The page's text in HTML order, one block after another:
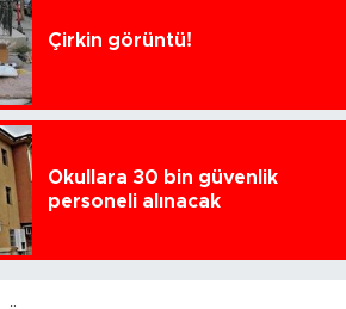
Çirkin görüntü!
Okullara 30 bin güvenlik
personeli alınacak